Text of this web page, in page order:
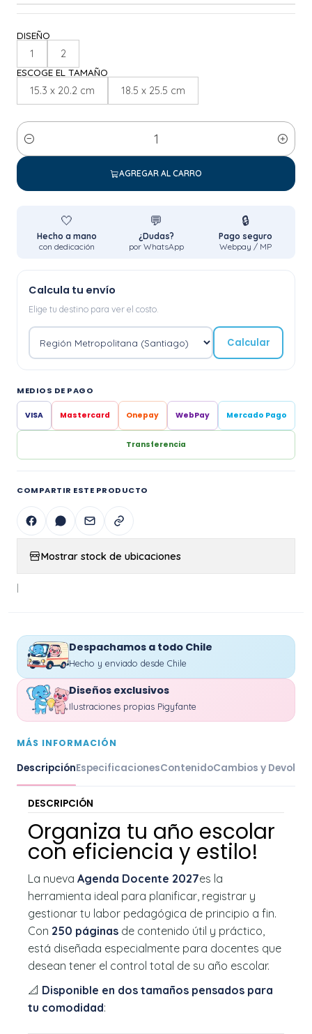
DISEÑO
1 2
ESCOGE EL TAMAÑO
15.3 x 20.2 cm 18.5 x 25.5 cm
Cantidad
AGREGAR AL CARRO
🤍
Hecho a mano
con dedicación
💬
¿Dudas?
por WhatsApp
🔒
Pago seguro
Webpay / MP
Calcula tu envío
Elige tu destino para ver el costo.
Calcular
MEDIOS DE PAGO
VISA Mastercard Onepay WebPay Mercado Pago
Transferencia
COMPARTIR ESTE PRODUCTO
Mostrar stock de ubicaciones
|
Despachamos a todo Chile
Hecho y enviado desde Chile
Diseños exclusivos
Ilustraciones propias Pigyfante
MÁS INFORMACIÓN
DescripciónEspecificacionesContenidoCambios y
DESCRIPCIÓN
Organiza tu año escolar
con eficiencia y estilo!
La nueva Agenda Docente 2027es la
herramienta ideal para planificar, registrar y
gestionar tu labor pedagógica de principio a fin.
Con 250 páginas de contenido útil y práctico,
está diseñada especialmente para docentes que
desean tener el control total de su año escolar.
📐 Disponible en dos tamaños pensados para
tu comodidad: